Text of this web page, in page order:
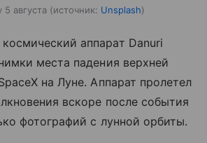
5 августа источник: Unsplash
аппарат Danuri
места падения верхней
на Луне. Аппарат пролетел
вскоре после события
фотографий с лунной орбиты.